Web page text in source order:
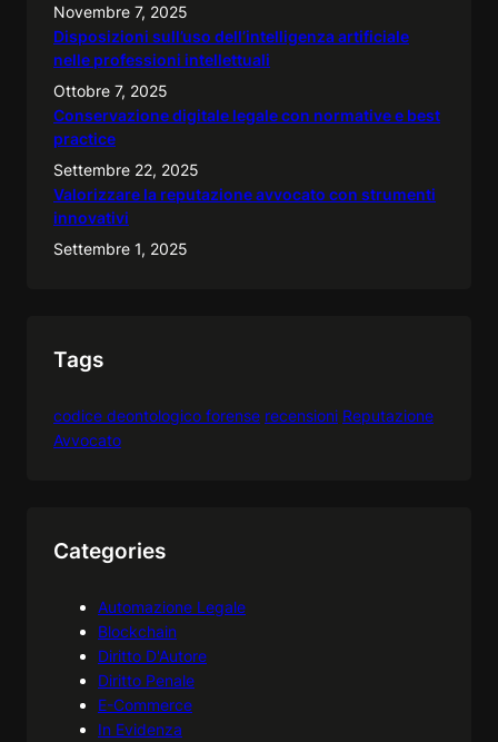
Novembre 7, 2025
Disposizioni sull’uso dell’intelligenza artificiale
nelle professioni intellettuali
Ottobre 7, 2025
Conservazione digitale legale con normative e best
practice
Settembre 22, 2025
Valorizzare la reputazione avvocato con strumenti
innovativi
Settembre 1, 2025
Tags
codice deontologico forense recensioni Reputazione
Avvocato
Categories
Automazione Legale
Blockchain
Diritto D'Autore
Diritto Penale
E-Commerce
In Evidenza